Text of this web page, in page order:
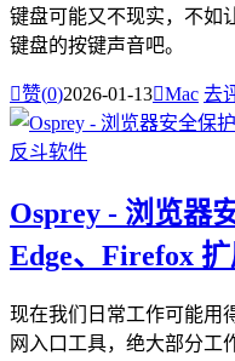
键盘可能又不现实，不如
键盘的按键声音吧。
赞(0)2026-01-13Mac 去
Osprey - 浏览器
Edge、Firefox 扩
现在我们日常工作可能用
网入口工具，绝大部分工